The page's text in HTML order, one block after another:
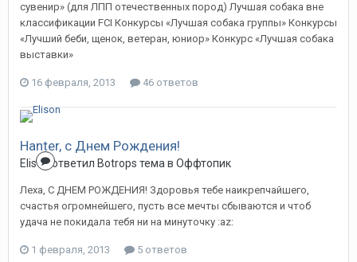
сувенир» (для ЛПП отечественных пород) Лучшая собака вне
классификации FCI Конкурсы «Лучшая собака группы» Конкурсы
«Лучший беби, щенок, ветеран, юниор» Конкурс «Лучшая собака
выставки»
16 февраля, 2013 46 ответов
Hanter, с Днем Рождения!
Elisonответил Botrops тема в Оффтопик
Леха, С ДНЕМ РОЖДЕНИЯ! Здоровья тебе наикрепчайшего,
счастья огромнейшего, пусть все мечты сбываются и чтоб
удача не покидала тебя ни на минуточку :az:
1 февраля, 2013 5 ответов